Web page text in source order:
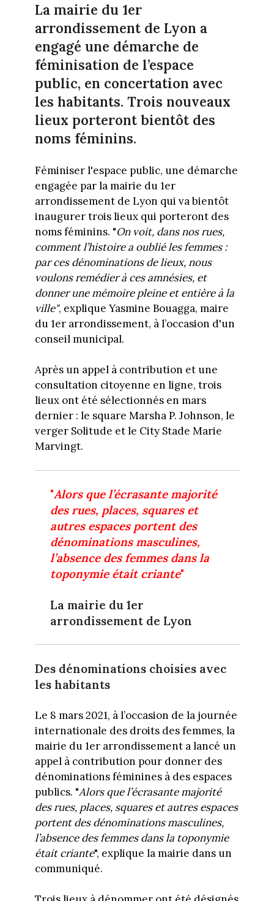
La mairie du 1er
arrondissement de Lyon a
engagé une démarche de
féminisation de l’espace
public, en concertation avec
les habitants. Trois nouveaux
lieux porteront bientôt des
noms féminins.
Féminiser l'espace public, une démarche
engagée par la mairie du 1er
arrondissement de Lyon qui va bientôt
inaugurer trois lieux qui porteront des
noms féminins. "On voit, dans nos rues,
comment l’histoire a oublié les femmes :
par ces dénominations de lieux, nous
voulons remédier à ces amnésies, et
donner une mémoire pleine et entière à la
ville", explique Yasmine Bouagga, maire
du 1er arrondissement, à l’occasion d'un
conseil municipal.
Après un appel à contribution et une
consultation citoyenne en ligne, trois
lieux ont été sélectionnés en mars
dernier : le square Marsha P. Johnson, le
verger Solitude et le City Stade Marie
Marvingt.
"Alors que l’écrasante majorité
des rues, places, squares et
autres espaces portent des
dénominations masculines,
l’absence des femmes dans la
toponymie était criante"
La mairie du 1er
arrondissement de Lyon
Des dénominations choisies avec
les habitants
Le 8 mars 2021, à l’occasion de la journée
internationale des droits des femmes, la
mairie du 1er arrondissement a lancé un
appel à contribution pour donner des
dénominations féminines à des espaces
publics. "Alors que l’écrasante majorité
des rues, places, squares et autres espaces
portent des dénominations masculines,
l’absence des femmes dans la toponymie
était criante", explique la mairie dans un
communiqué.